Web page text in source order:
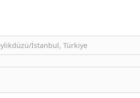
İstanbul, Türkiye